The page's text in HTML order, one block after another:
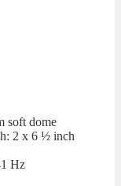
soft dome
2 x 6 ½ inch
Hz